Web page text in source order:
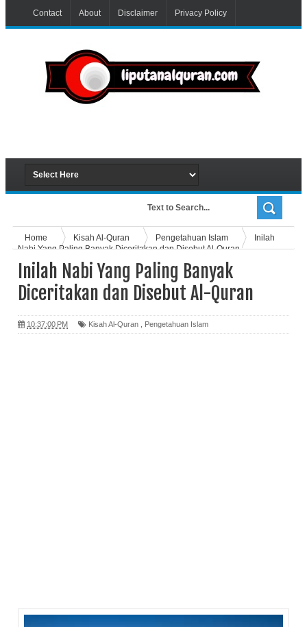
Contact About Disclaimer Privacy Policy
Home Kisah Al-Quran Pengetahuan Islam
Inilah
Nabi Yang Paling Banyak Diceritakan dan Disebut Al-Quran
Inilah Nabi Yang Paling Banyak
Diceritakan dan Disebut Al-Quran
10:37:00 PM Kisah Al-Quran Pengetahuan Islam